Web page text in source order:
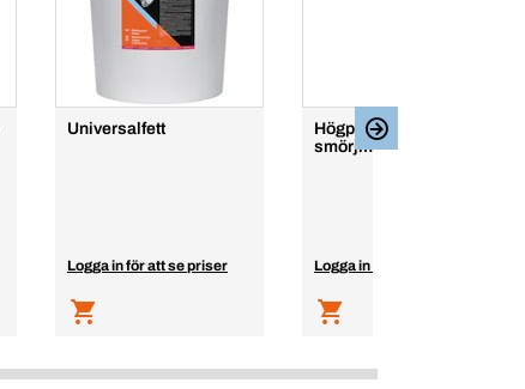
Universalfett
Logga in för att se priser
Högpresterande
smörjmedel Premium
Logga in för att se priser